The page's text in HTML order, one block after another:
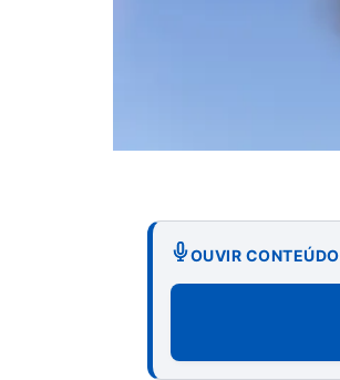
OUVIR CONTEÚDO